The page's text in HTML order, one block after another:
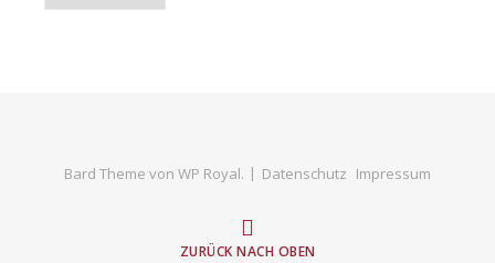
Bard Theme von WP Royal. Datenschutz Impressum
ZURÜCK NACH OBEN